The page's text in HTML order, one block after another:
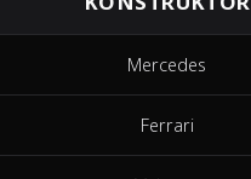
Mercedes
Ferrari